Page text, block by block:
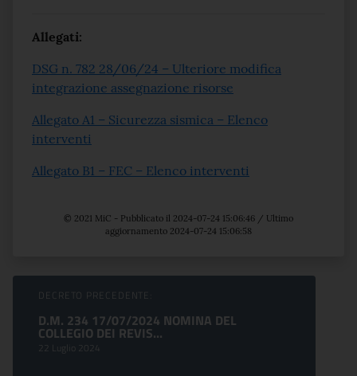
Allegati:
DSG n. 782 28/06/24 – Ulteriore modifica
integrazione assegnazione risorse
Allegato A1 – Sicurezza sismica – Elenco
interventi
Allegato B1 – FEC – Elenco interventi
© 2021 MiC - Pubblicato il 2024-07-24 15:06:46 / Ultimo
aggiornamento 2024-07-24 15:06:58
Sfoglia comunicati
DECRETO PRECEDENTE:
D.M. 234 17/07/2024 NOMINA DEL
COLLEGIO DEI REVIS...
22 Luglio 2024